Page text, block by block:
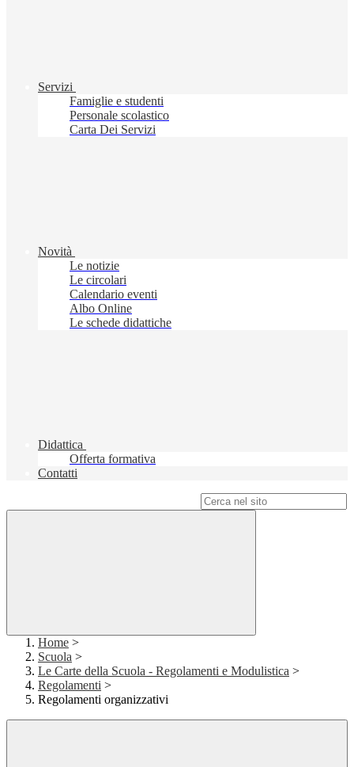
Servizi
Famiglie e studenti
Personale scolastico
Carta Dei Servizi
Novità
Le notizie
Le circolari
Calendario eventi
Albo Online
Le schede didattiche
Didattica
Offerta formativa
Contatti
Home >
Scuola >
Le Carte della Scuola - Regolamenti e Modulistica >
Regolamenti >
Regolamenti organizzativi